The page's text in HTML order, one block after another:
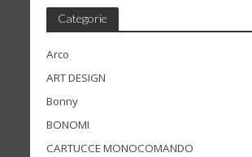
Categorie
Arco
ART DESIGN
Bonny
BONOMI
CARTUCCE MONOCOMANDO